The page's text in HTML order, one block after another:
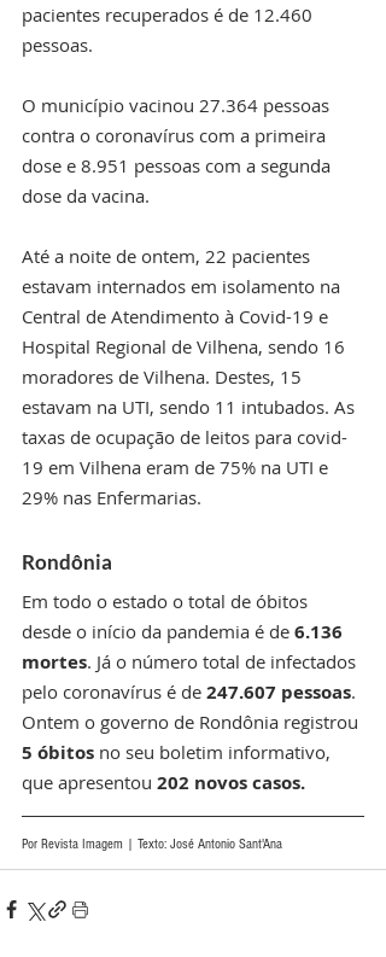
pacientes recuperados é de 12.460
pessoas.
O município vacinou 27.364 pessoas
contra o coronavírus com a primeira
dose e 8.951 pessoas com a segunda
dose da vacina.
Até a noite de ontem, 22 pacientes
estavam internados em isolamento na
Central de Atendimento à Covid-19 e
Hospital Regional de Vilhena, sendo 16
moradores de Vilhena. Destes, 15
estavam na UTI, sendo 11 intubados. As
taxas de ocupação de leitos para covid-
19 em Vilhena eram de 75% na UTI e
29% nas Enfermarias.
Rondônia
Em todo o estado o total de óbitos
desde o início da pandemia é de 6.136
mortes. Já o número total de infectados
pelo coronavírus é de 247.607 pessoas.
Ontem o governo de Rondônia registrou
5 óbitos no seu boletim informativo,
que apresentou 202 novos casos.
Por Revista Imagem | Texto: José Antonio Sant'Ana